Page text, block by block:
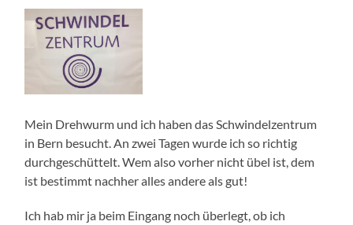
Mein Drehwurm und ich haben das Schwindelzentrum
in Bern besucht. An zwei Tagen wurde ich so richtig
durchgeschüttelt. Wem also vorher nicht übel ist, dem
ist bestimmt nachher alles andere als gut!
Ich hab mir ja beim Eingang noch überlegt, ob ich